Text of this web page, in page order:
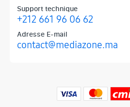
Support technique
+212 661 96 06 62
Adresse E-mail
contact@mediazone.ma
Produits phares chez
Retrouvez chez Mediazone les